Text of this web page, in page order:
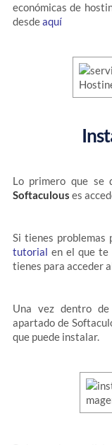
económicas de
desdeaquí
Lo primero que se
Softaculous es
Si tienes problemas
tutorial en el que te
tienes para acceder
Una vez dentro
apartado de
que puede instalar.